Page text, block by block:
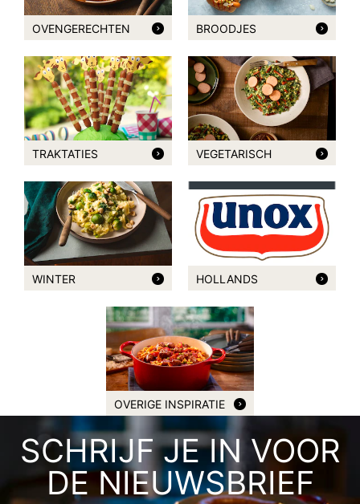
OVENGERECHTEN BROODJES
TRAKTATIES VEGETARISCH
WINTER HOLLANDS
OVERIGE INSPIRATIE
SCHRIJF JE IN VOOR
DE NIEUWSBRIEF